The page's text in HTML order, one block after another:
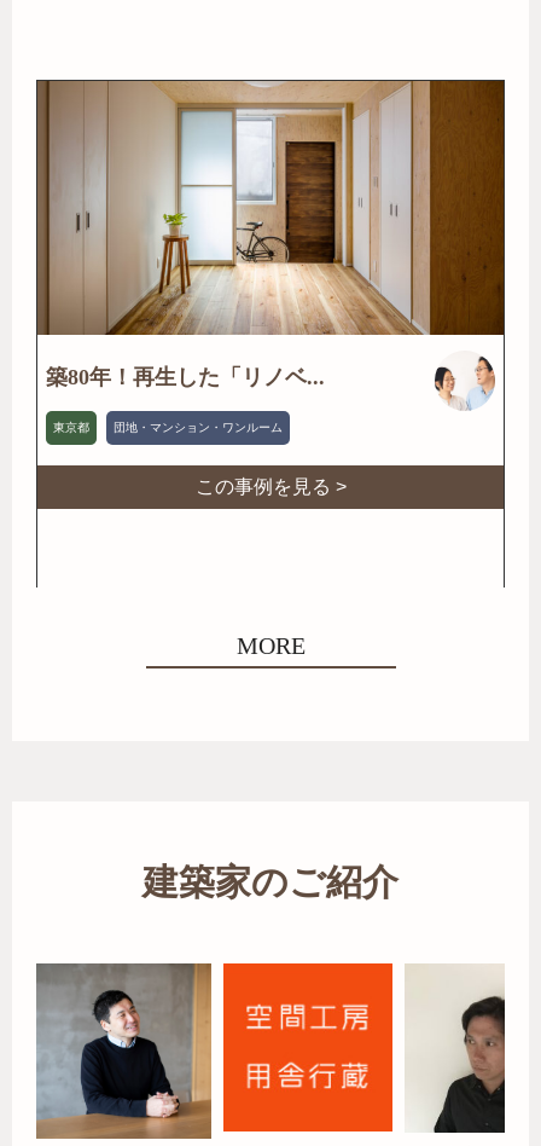
築80年！再生した「リノベ...
東京都 団地・マンション・ワンルーム
この事例を見る >
MORE
建築家のご紹介